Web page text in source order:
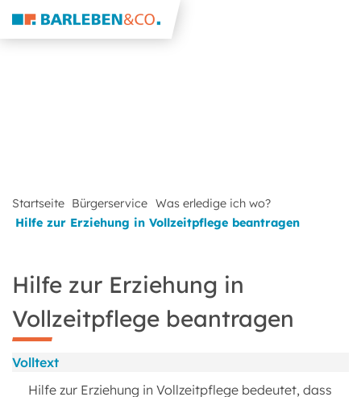
Startseite Bürgerservice Was erledige ich wo?
Hilfe zur Erziehung in Vollzeitpflege beantragen
Hilfe zur Erziehung in
Vollzeitpflege beantragen
Volltext
Hilfe zur Erziehung in Vollzeitpflege bedeutet, dass